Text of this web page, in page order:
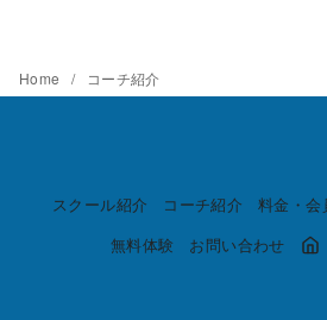
Home コーチ紹介
スクール紹介 コーチ紹介 料金・会
無料体験
お問い合わせ